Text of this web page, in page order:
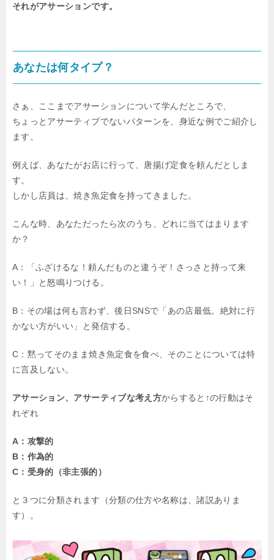
それがアサーションです。
あなたは何タイプ？
さぁ、ここまでアサーションについて学んだところで、
ちょっとアサーティブでないパターンを、身近な例でご紹介し
ます。
例えば、あなたがお店に行って、唐揚げ定食を頼んだとしま
す。
しかし店員は、焼き魚定食を持ってきました。
こんな時、あなただったら次のうち、どれに当てはまります
か？
A：「ふざけるな！頼んだものと違うぞ！さっさと持って来
い！」と怒鳴りつける。
B：その場は何も言わず、後日SNSで「あの店最低。絶対に行
かない方がいい」と発信する。
C：黙ってそのまま焼き魚定食を食べ、そのことについては特
に言及しない。
アサーション、アサーティブな考え方からすると↑の行動はそ
れぞれ
A：攻撃的
B：作為的
C：受身的（非主張的）
と３つに分類されます（分類の仕方や名称は、諸説ありま
す）。